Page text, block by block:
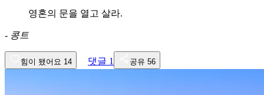
영혼의 문을 열고 살라.
- 콩트
힘이 됐어요 14 댓글 1 공유 56